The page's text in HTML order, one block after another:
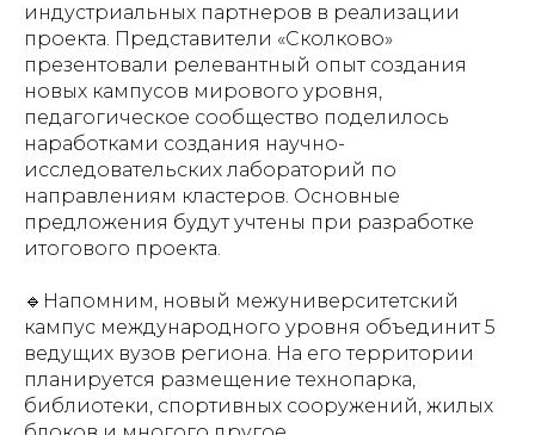
индустриальных партнеров в реализации
проекта. Представители «Сколково»
презентовали релевантный опыт создания
новых кампусов мирового уровня,
педагогическое сообщество поделилось
наработками создания научно-
исследовательских лабораторий по
направлениям кластеров. Основные
предложения будут учтены при разработке
итогового проекта.
🔹️Напомним, новый межуниверситетский
кампус международного уровня объединит 5
ведущих вузов региона. На его территории
планируется размещение технопарка,
библиотеки, спортивных сооружений, жилых